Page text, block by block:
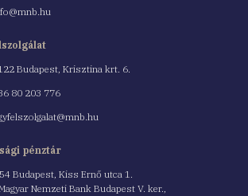
Budapest, Krisztina krt. 6.
80 203 776
pénztár
Budapest, Kiss Ernő utca 1.
Nemzeti Bank Budapest V. ker.,